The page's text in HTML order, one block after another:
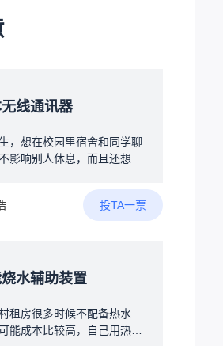
线通讯器
，想在校园里宿舍和同学聊
影响别人休息，而且还想跨
品，所以想搞一个可以发一
，最好是能保存聊天记录
太多，能保存一些就行，并
好在50元以内，我接触过一
对硬件什么的不太了解，了
近刚开始了解……所以关于
投TA一票
水辅助装置
租房很多时候不配备热水
能成本比较高，自己用热得